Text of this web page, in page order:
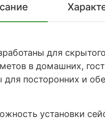
для
в домашних,
для посторонних и
установки